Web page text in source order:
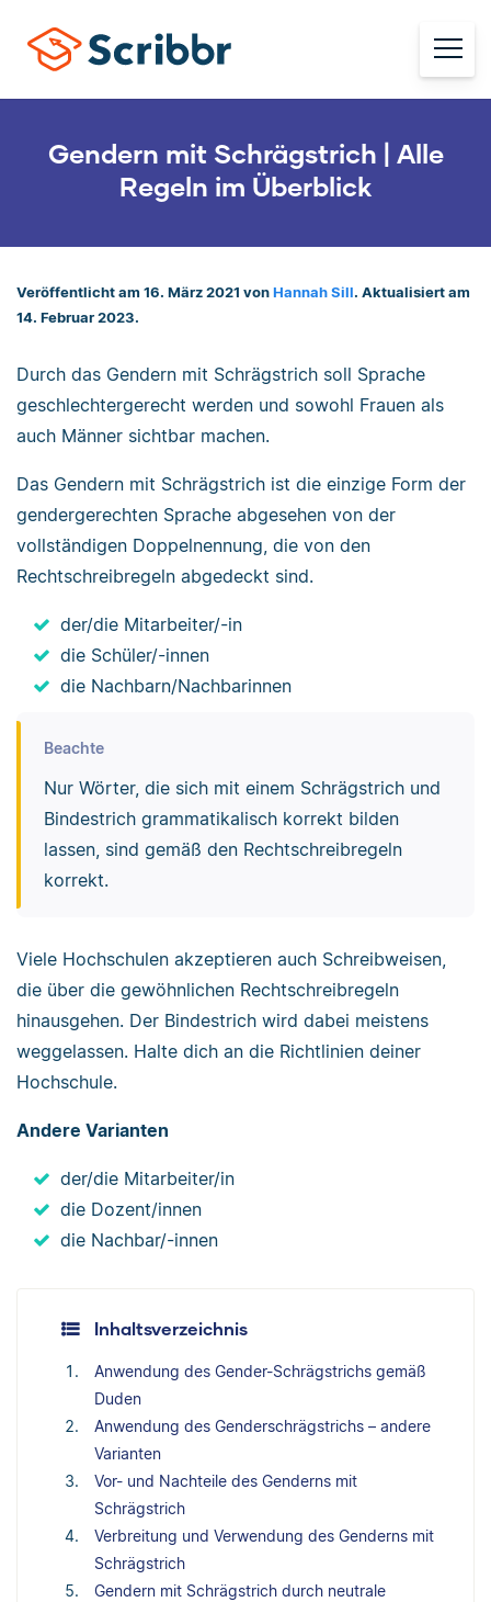
Gendern mit Schrägstrich | Alle
Regeln im Überblick
Veröffentlicht am 16. März 2021 von Hannah Sill. Aktualisiert am
14. Februar 2023.
Durch das Gendern mit Schrägstrich soll Sprache
geschlechtergerecht werden und sowohl Frauen als
auch Männer sichtbar machen.
Das Gendern mit Schrägstrich ist die einzige Form der
gendergerechten Sprache abgesehen von der
vollständigen Doppelnennung, die von den
Rechtschreibregeln abgedeckt sind.
der/die Mitarbeiter/-in
die Schüler/-innen
die Nachbarn/Nachbarinnen
Beachte
Nur Wörter, die sich mit einem Schrägstrich und
Bindestrich grammatikalisch korrekt bilden
lassen, sind gemäß den Rechtschreibregeln
korrekt.
Viele Hochschulen akzeptieren auch Schreibweisen,
die über die gewöhnlichen Rechtschreibregeln
hinausgehen. Der Bindestrich wird dabei meistens
weggelassen. Halte dich an die Richtlinien deiner
Hochschule.
Andere Varianten
der/die Mitarbeiter/in
die Dozent/innen
die Nachbar/-innen
Inhaltsverzeichnis
Anwendung des Gender-Schrägstrichs gemäß
Duden
Anwendung des Genderschrägstrichs – andere
Varianten
Vor- und Nachteile des Genderns mit
Schrägstrich
Verbreitung und Verwendung des Genderns mit
Schrägstrich
Gendern mit Schrägstrich durch neutrale